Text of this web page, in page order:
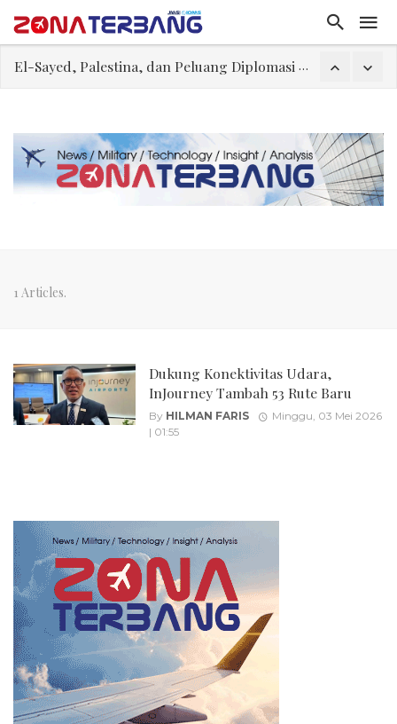
El-Sayed, Palestina, dan Peluang Diplomasi Prabowo
Trump Batasi Hak Kewarganegaraan Lewat Kelahiran dan Larang “Wisata Bersalin”
Megaproyek Panas Bumi PT Star Energy Dikeluhkan Warga Lampung Barat, Rumah Rusak hingga Dugaan Pelanggaran Lingkungan
1 Articles.
Dukung Konektivitas Udara,
InJourney Tambah 53 Rute Baru
By HILMAN FARIS
Minggu, 03 Mei 2026
| 01:55